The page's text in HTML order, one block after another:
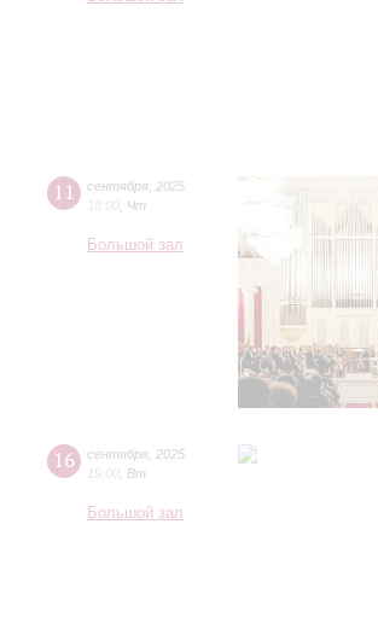
11 сентября 2025
18:00 Чт
Большой зал
16 сентября 2025
19:00 Вт
Большой зал